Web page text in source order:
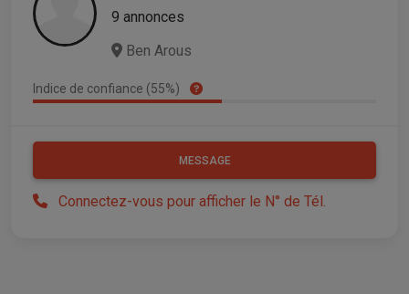
9 annonces
Ben Arous
Indice de confiance (55%)
MESSAGE
Connectez-vous pour afficher le N° de Tél.